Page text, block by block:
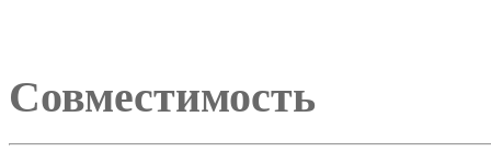
Совместимость